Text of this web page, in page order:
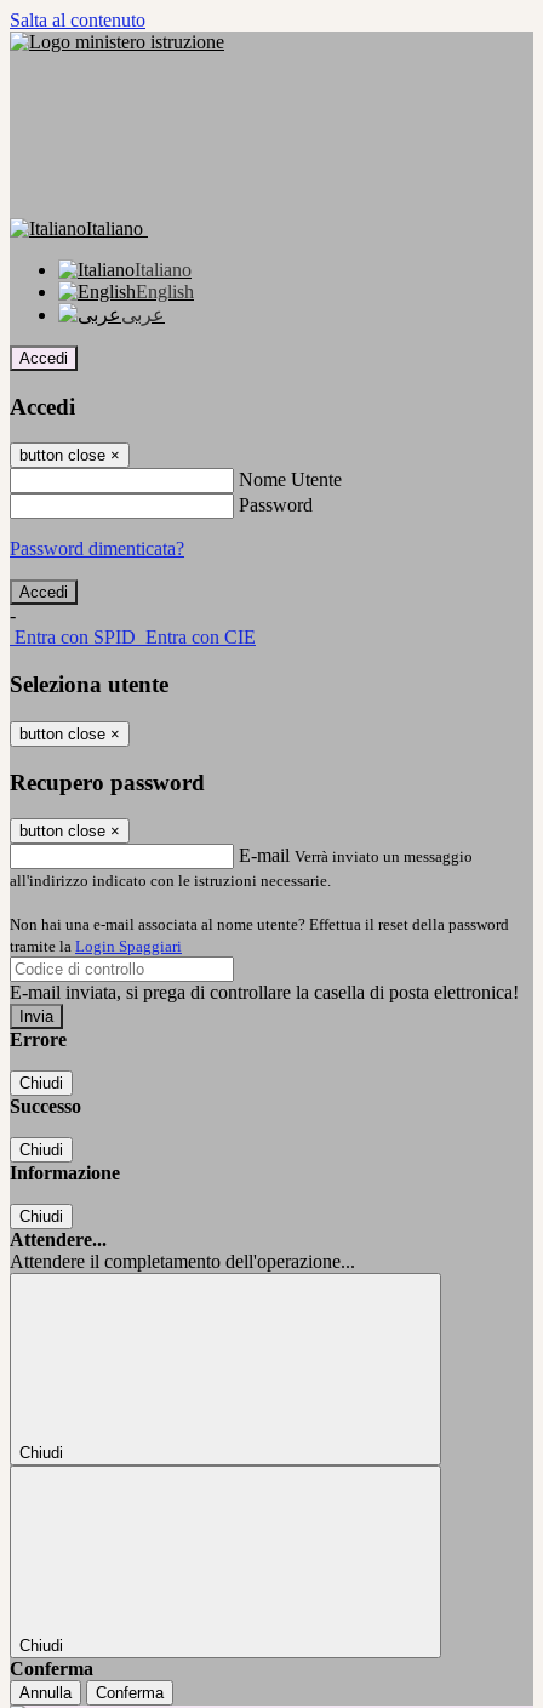
Salta al contenuto
Italiano
Italiano
English
عربى
Accedi
Accedi
button close ×
Nome Utente
Password
Password dimenticata?
-
Entra con SPID Entra con CIE
Seleziona utente
button close ×
Recupero password
button close ×
E-mail Verrà inviato un messaggio
all'indirizzo indicato con le istruzioni necessarie.
Non hai una e-mail associata al nome utente? Effettua il reset della password
tramite la Login Spaggiari
E-mail inviata, si prega di controllare la casella di posta elettronica!
Errore
Chiudi
Successo
Chiudi
Informazione
Chiudi
Attendere...
Attendere il completamento dell'operazione...
Chiudi
Chiudi
Conferma
Annulla Conferma